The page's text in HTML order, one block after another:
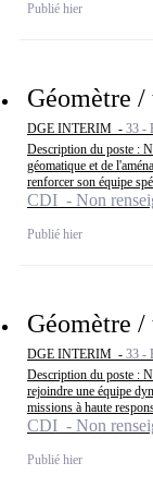
Publié hier
Géomètre
DGE INTERIM - 33 -
Description du poste :
géomatique et de
renforcer son équipe
CDI - Non
Publié hier
Géomètre
DGE INTERIM - 33 -
Description du poste :
rejoindre une équipe
missions à haute
CDI - Non
Publié hier